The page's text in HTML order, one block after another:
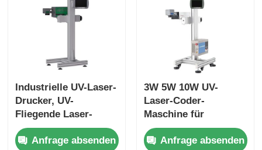
Industrielle UV-Laser-
Drucker, UV-
Fliegende Laser-
Markierungsmaschine
Anfrage absenden
3W 5W 10W UV-
Laser-Coder-
Maschine für
Anfrage absenden